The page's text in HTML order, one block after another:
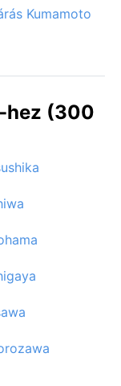
Kumamoto
hez (300